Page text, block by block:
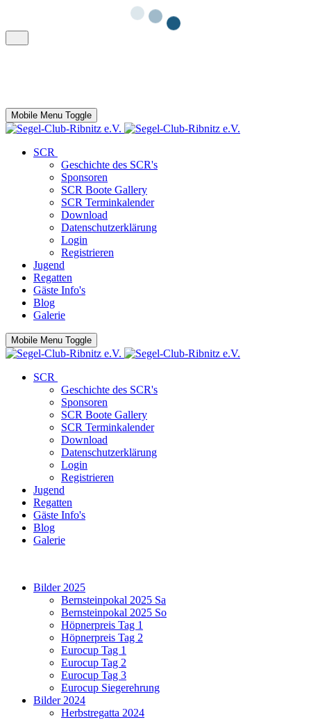
Mobile Menu Toggle
SCR
Geschichte des SCR's
Sponsoren
SCR Boote Gallery
SCR Terminkalender
Download
Datenschutzerklärung
Login
Registrieren
Jugend
Regatten
Gäste Info's
Blog
Galerie
Mobile Menu Toggle
SCR
Geschichte des SCR's
Sponsoren
SCR Boote Gallery
SCR Terminkalender
Download
Datenschutzerklärung
Login
Registrieren
Jugend
Regatten
Gäste Info's
Blog
Galerie
Bilder 2025
Bernsteinpokal 2025 Sa
Bernsteinpokal 2025 So
Höpnerpreis Tag 1
Höpnerpreis Tag 2
Eurocup Tag 1
Eurocup Tag 2
Eurocup Tag 3
Eurocup Siegerehrung
Bilder 2024
Herbstregatta 2024